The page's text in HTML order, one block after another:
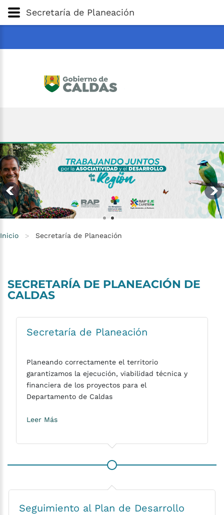
Gobernación de
Secretaría de Planeación
Inicio > Secretaría de Planeación
SECRETARÍA DE PLANEACIÓN DE
CALDAS
Secretaría de Planeación
Planeando correctamente el territorio
garantizamos la ejecución, viabilidad técnica y
financiera de los proyectos para el
Departamento de Caldas
Leer Más
Seguimiento al Plan de Desarrollo